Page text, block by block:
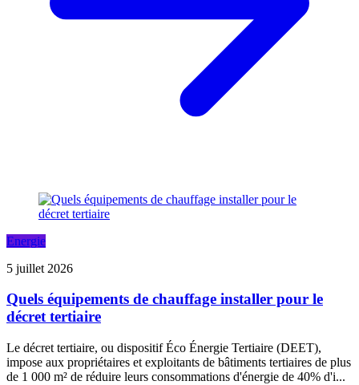
Energie
5 juillet 2026
Quels équipements de chauffage installer pour le
décret tertiaire
Le décret tertiaire, ou dispositif Éco Énergie Tertiaire (DEET),
impose aux propriétaires et exploitants de bâtiments tertiaires de plus
de 1 000 m² de réduire leurs consommations d'énergie de 40% d'i...